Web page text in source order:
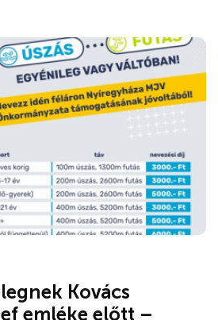
Kovács
emléke előtt –